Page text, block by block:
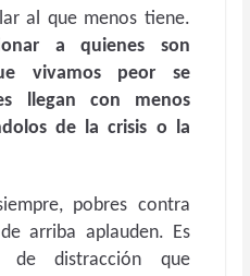
al que menos tiene.
a quienes son
vivamos peor se
llegan con menos
de la crisis o la
pobres contra
arriba aplauden. Es
de distracción que